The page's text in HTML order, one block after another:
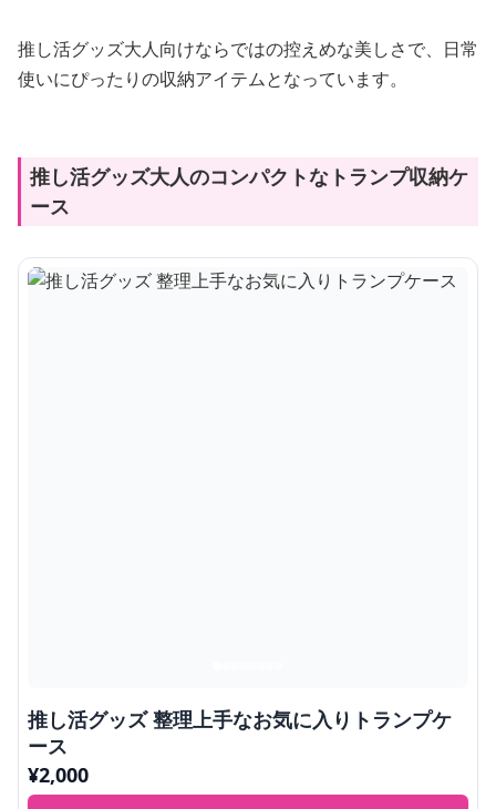
推し活グッズ大人向けならではの控えめな美しさで、日常
使いにぴったりの収納アイテムとなっています。
推し活グッズ大人のコンパクトなトランプ収納ケ
ース
推し活グッズ 整理上手なお気に入りトランプケ
ース
¥2,000